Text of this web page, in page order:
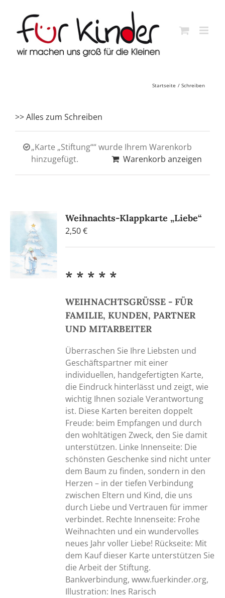
content
Startseite Schreiben
>> Alles zum Schreiben
„Karte „Stiftung““ wurde Ihrem Warenkorb
hinzugefügt.
Warenkorb anzeigen
Weihnachts-Klappkarte „Liebe“
2,50€
* * * * *
WEIHNACHTSGRÜSSE - FÜR
FAMILIE, KUNDEN, PARTNER
UND MITARBEITER
Überraschen Sie Ihre Liebsten und
Geschäftspartner mit einer
individuellen, handgefertigten Karte,
die Eindruck hinterlässt und zeigt, wie
wichtig Ihnen soziale Verantwortung
ist. Diese Karten bereiten doppelt
Freude: beim Empfangen und durch
den wohltätigen Zweck, den Sie damit
unterstützen. Linke Innenseite: Die
schönsten Geschenke sind nicht unter
dem Baum zu finden, sondern in den
Herzen – in der tiefen Verbindung
zwischen Eltern und Kind, die uns
durch Liebe und Vertrauen für immer
verbindet. Rechte Innenseite: Frohe
Weihnachten und ein wundervolles
neues Jahr voller Liebe! Rückseite: Mit
dem Kauf dieser Karte unterstützen Sie
die Arbeit der Stiftung.
Bankverbindung, www.fuerkinder.org,
Illustration: Ines Rarisch